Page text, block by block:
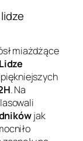
miażdżące
. Na
jak